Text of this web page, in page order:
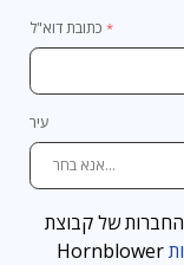
כתובת דוא"ל
של קבוצת